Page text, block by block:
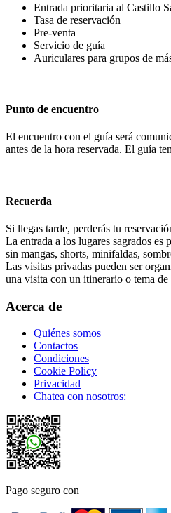
Entrada prioritaria al Castillo
Tasa de reservación
Pre-venta
Servicio de guía
Auriculares para grupos de
Punto de encuentro
El encuentro con el guía será
antes de la hora reservada. El guía
Recuerda
Si llegas tarde, perderás tu
La entrada a los lugares sagrados es
sin mangas, shorts, minifaldas,
Las visitas privadas pueden ser
una visita con un itinerario o tema de
Acerca de
Quiénes somos
Contactos
Condiciones
Cookie Policy
Privacidad
Chatea con nosotros:
Pago seguro con